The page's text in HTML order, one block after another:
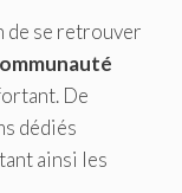
de se retrouver
De
dédiés
ainsi les